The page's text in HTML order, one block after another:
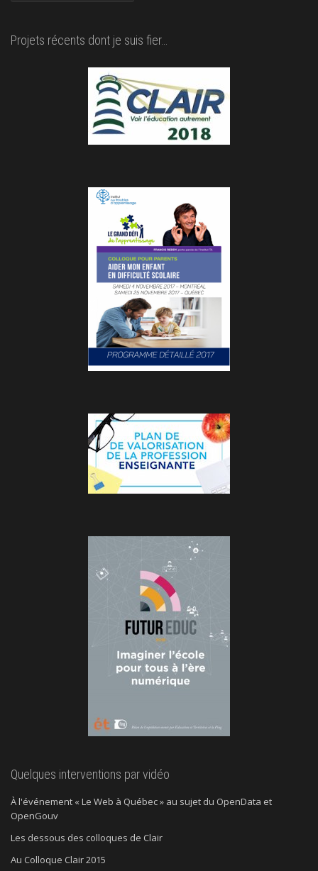
Projets récents dont je suis fier…
Quelques interventions par vidéo
À l'événement « Le Web à Québec » au sujet du OpenData et
OpenGouv
Les dessous des colloques de Clair
Au Colloque Clair 2015